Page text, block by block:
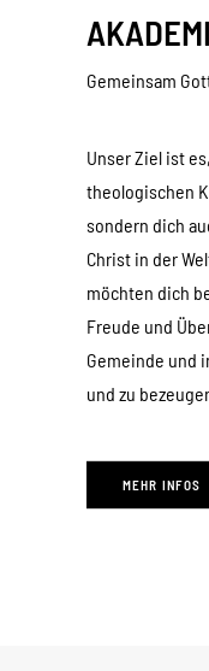
Gemeinsam
Unser Ziel ist
theologischen
sondern dich
Christ in der
möchten dich
Freude und
Gemeinde und
und zu
MEHR INFOS